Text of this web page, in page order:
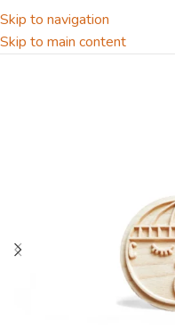
Skip to navigation
Skip to main content